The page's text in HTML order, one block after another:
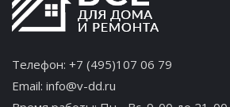
Телефон: +7 (495)107 06 79
Email: info@v-dd.ru